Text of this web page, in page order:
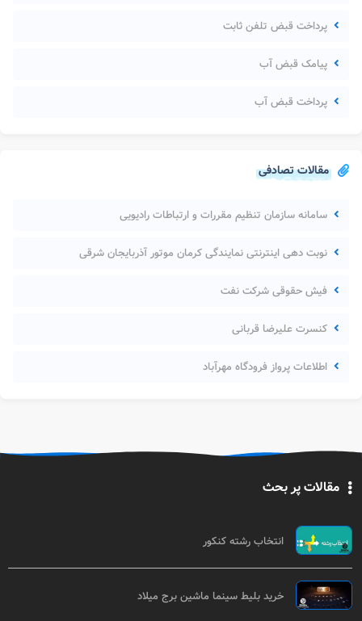
پرداخت قبض تلفن ثابت
پیامک قبض آب
پرداخت قبض آب
مقالات تصادفی
سامانه سازمان تنظیم مقررات و ارتباطات رادیویی
نوبت دهی اینترنتی نمایندگی کرمان موتور آذربایجان شرقی
فیش حقوقی شرکت نفت
کنسرت علیرضا قربانی
اطلاعات پرواز فرودگاه مهرآباد
مقالات پر بحث
انتخاب رشته کنکور
خرید بلیط سینما ماشین برج میلاد